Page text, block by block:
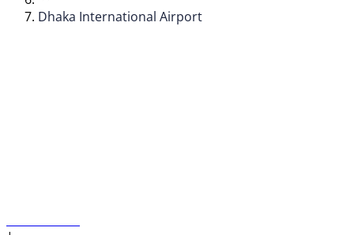
Dhaka International Airport